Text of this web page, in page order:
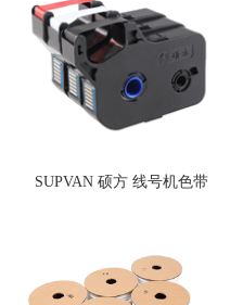
SUPVAN 硕方 线号机色带